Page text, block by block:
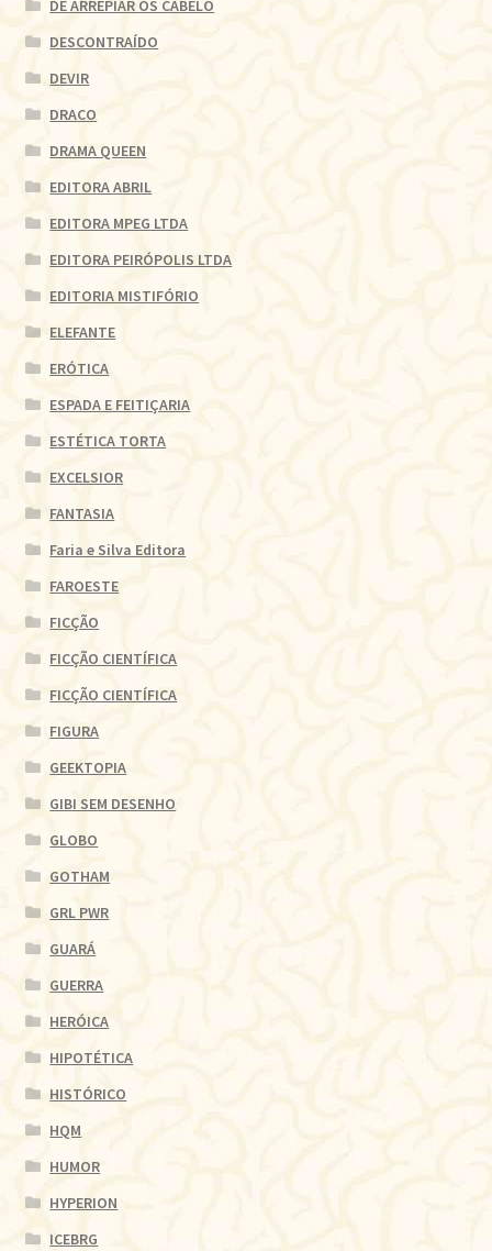
DE ARREPIAR OS CABELO
DESCONTRAÍDO
DEVIR
DRACO
DRAMA QUEEN
EDITORA ABRIL
EDITORA MPEG LTDA
EDITORA PEIRÓPOLIS LTDA
EDITORIA MISTIFÓRIO
ELEFANTE
ERÓTICA
ESPADA E FEITIÇARIA
ESTÉTICA TORTA
EXCELSIOR
FANTASIA
Faria e Silva Editora
FAROESTE
FICÇÃO
FICÇÃO CIENTÍFICA
FICÇÃO CIENTÍFICA
FIGURA
GEEKTOPIA
GIBI SEM DESENHO
GLOBO
GOTHAM
GRL PWR
GUARÁ
GUERRA
HERÓICA
HIPOTÉTICA
HISTÓRICO
HQM
HUMOR
HYPERION
ICEBRG